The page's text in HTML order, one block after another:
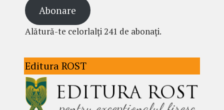
Abonare
Alătură-te celorlalți 241 de abonați.
Editura ROST